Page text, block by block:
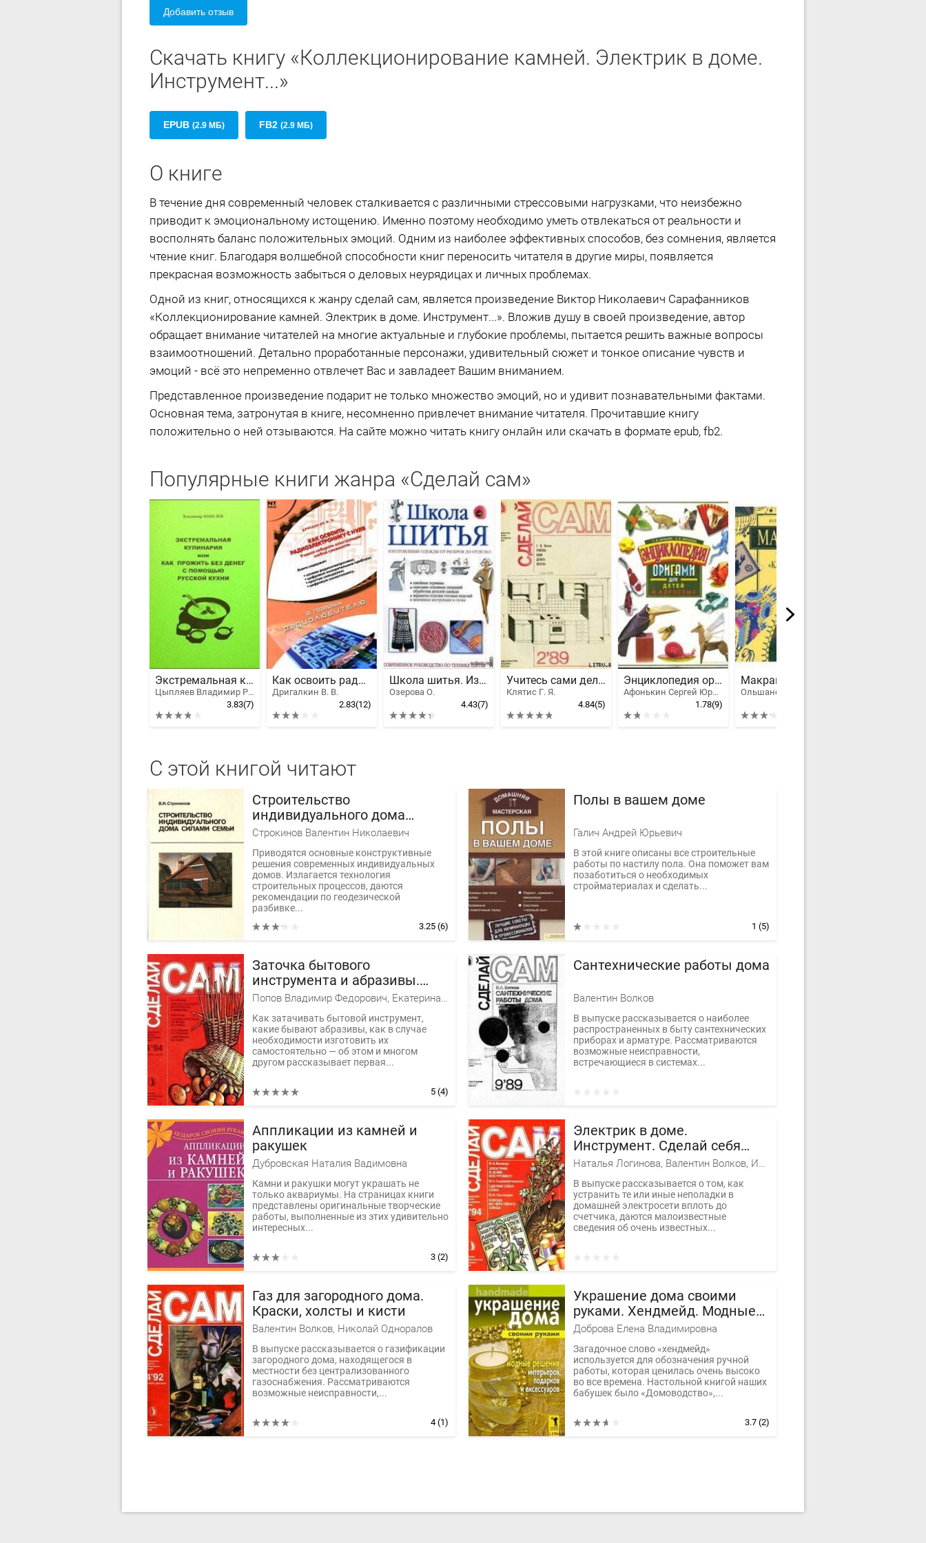
Добавить отзыв
Скачать книгу «Коллекционирование камней. Электрик в доме.
Инструмент...»
EPUB (2.9 МБ) FB2 (2.9 МБ)
О книге
В течение дня современный человек сталкивается с различными стрессовыми нагрузками, что неизбежно
приводит к эмоциональному истощению. Именно поэтому необходимо уметь отвлекаться от реальности и
восполнять баланс положительных эмоций. Одним из наиболее эффективных способов, без сомнения, является
чтение книг. Благодаря волшебной способности книг переносить читателя в другие миры, появляется
прекрасная возможность забыться о деловых неурядицах и личных проблемах.
Одной из книг, относящихся к жанру сделай сам, является произведение Виктор Николаевич Сарафанников
«Коллекционирование камней. Электрик в доме. Инструмент...». Вложив душу в своей произведение, автор
обращает внимание читателей на многие актуальные и глубокие проблемы, пытается решить важные вопросы
взаимоотношений. Детально проработанные персонажи, удивительный сюжет и тонкое описание чувств и
эмоций - всё это непременно отвлечет Вас и завладеет Вашим вниманием.
Представленное произведение подарит не только множество эмоций, но и удивит познавательными фактами.
Основная тема, затронутая в книге, несомненно привлечет внимание читателя. Прочитавшие книгу
положительно о ней отзываются. На сайте можно читать книгу онлайн или скачать в формате epub, fb2.
Популярные книги жанра «Сделай сам»
Экстремальная кулинария. Как прожить без денег: русская экстремальная пища
Цыпляев Владимир Рэмович
3.83(7)
Как освоить радиоэлектронику с нуля. Учимся собирать конструкции любой сложности
Дригалкин В. В.
2.83(12)
Школа шитья. Изготовление одежды от раскроя до отделки
Озерова О.
4.43(7)
Учитесь сами делать мебель
Клятис Г. Я.
4.84(5)
Энциклопедия оригами для детей и взрослых
Афонькин Сергей Юрьевич, Афонькина Елена Юрьевна
1.78(9)
С этой книгой читают
Строительство
индивидуального дома
силами семьи
Строкинов Валентин Николаевич
Приводятся основные конструктивные
решения современных индивидуальных
домов. Излагается технология
строительных процессов, даются
рекомендации по геодезической
разбивке...
3.25 (6)
Полы в вашем доме
Галич Андрей Юрьевич
В этой книге описаны все строительные
работы по настилу пола. Она поможет вам
позаботиться о необходимых
стройматериалах и сделать...
1 (5)
Заточка бытового
инструмента и абразивы.
Корзина плетеная по ягоду,
по грибы...
Попов Владимир Федорович, Екатерина Кошмина, Анна Ладанюк, Валентин Волков
Как затачивать бытовой инструмент,
какие бывают абразивы, как в случае
необходимости изготовить их
самостоятельно — об этом и многом
другом рассказывает первая...
5 (4)
Сантехнические работы дома
Валентин Волков
В выпуске рассказывается о наиболее
распространенных в быту сантехнических
приборах и арматуре. Рассматриваются
возможные неисправности,
встречающиеся в системах...
Аппликации из камней и
ракушек
Дубровская Наталия Вадимовна
Камни и ракушки могут украшать не
только аквариумы. На страницах книги
представлены оригинальные творческие
работы, выполненные из этих удивительно
интересных...
3 (2)
Электрик в доме.
Инструмент. Сделай себя
сама...
Наталья Логинова, Валентин Волков, Ирина Сергеевна Сыромятникова
В выпуске рассказывается о том, как
устранить те или иные неполадки в
домашней электросети вплоть до
счетчика, даются малоизвестные
сведения об очень известных...
Газ для загородного дома.
Краски, холсты и кисти
Валентин Волков, Николай Одноралов
В выпуске рассказывается о газификации
загородного дома, находящегося в
местности без централизованного
газоснабжения. Рассматриваются
возможные неисправности,...
4 (1)
Украшение дома своими
руками. Хендмейд. Модные
решения интерьеров,
подарков и аксессуаров
Доброва Елена Владимировна
Загадочное слово «хендмейд»
используется для обозначения ручной
работы, которая ценилась очень высоко
во все времена. Настольной книгой наших
бабушек было «Домоводство»,...
3.7(2)